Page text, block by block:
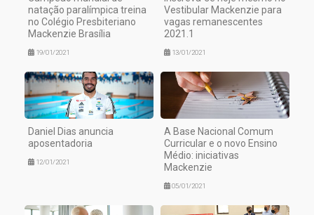
natação paralímpica treina
no Colégio Presbiteriano
Mackenzie Brasília
19/01/2021
Vestibular Mackenzie para
vagas remanescentes
2021.1
13/01/2021
Daniel Dias anuncia
aposentadoria
12/01/2021
A Base Nacional Comum
Curricular e o novo Ensino
Médio: iniciativas
Mackenzie
05/01/2021